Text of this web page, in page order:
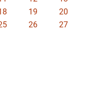
19
20
26
27